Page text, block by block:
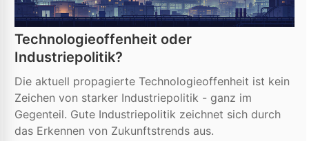
Technologieoffenheit oder
Industriepolitik?
Die aktuell propagierte Technologieoffenheit ist kein
Zeichen von starker Industriepolitik - ganz im
Gegenteil. Gute Industriepolitik zeichnet sich durch
das Erkennen von Zukunftstrends aus.